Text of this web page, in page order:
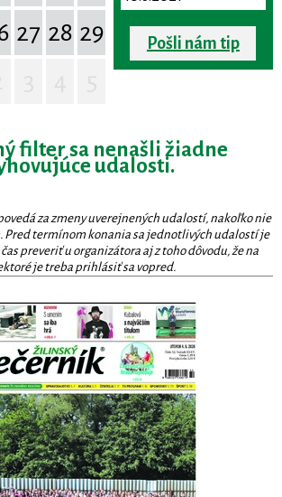
27 28 29
Pošli nám tip
filter sa nenašli žiadne
udalosti.
za zmeny uverejnených udalostí, nakoľko nie
Pred termínom konania sa jednotlivých udalostí je
preveriť u organizátora aj z toho dôvodu, že na
je treba prihlásiť sa vopred.